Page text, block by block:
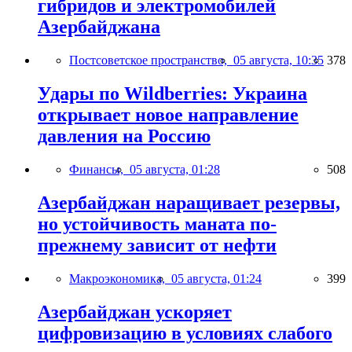
гибридов и электромобилей
Азербайджана
Постсоветское пространство, 05 августа, 10:35 378
Удары по Wildberries: Украина
открывает новое направление
давления на Россию
Финансы, 05 августа, 01:28 508
Азербайджан наращивает резервы,
но устойчивость маната по-
прежнему зависит от нефти
Макроэкономика, 05 августа, 01:24 399
Азербайджан ускоряет
цифровизацию в условиях слабого